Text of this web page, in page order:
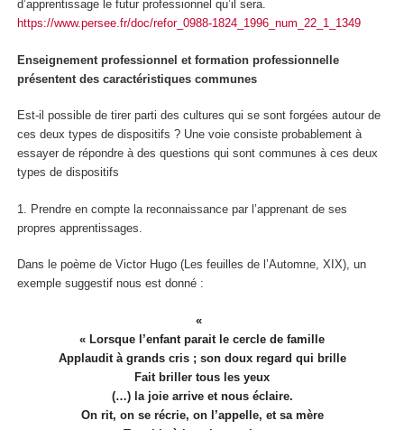
d’apprentissage le futur professionnel qu’il sera.
https://www.persee.fr/doc/refor_0988-1824_1996_num_22_1_1349
Enseignement professionnel et formation professionnelle
présentent des caractéristiques communes
Est-il possible de tirer parti des cultures qui se sont forgées autour de
ces deux types de dispositifs ? Une voie consiste probablement à
essayer de répondre à des questions qui sont communes à ces deux
types de dispositifs
1. Prendre en compte la reconnaissance par l’apprenant de ses
propres apprentissages.
Dans le poème de Victor Hugo (Les feuilles de l’Automne, XIX), un
exemple suggestif nous est donné :
« Lorsque l’enfant parait le cercle de famille
Applaudit à grands cris ; son doux regard qui brille
Fait briller tous les yeux
(…) la joie arrive et nous éclaire.
On rit, on se récrie, on l’appelle, et sa mère